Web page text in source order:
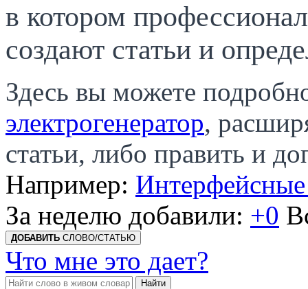
в котором
создают статьи и
Здесь вы можете
электрогенератор,
статьи, либо править и
Например:
За неделю добавили: +0
ДОБАВИТЬ СЛОВО/СТАТЬЮ
Что мне это дает?
Найти